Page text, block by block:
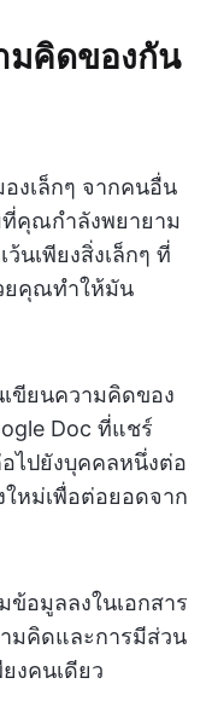
มคิดของกัน
งเล็กๆ จากคนอื่น
ที่คุณกำลังพยายาม
นเพียงสิ่งเล็กๆ ที่
ยคุณทำให้มัน
ขียนความคิดของ
Doc ที่แชร์
ไปยังบุคคลหนึ่งต่อ
หม่เพื่อต่อยอดจาก
อมูลลงในเอกสาร
มคิดและการมีส่วน
งคนเดียว